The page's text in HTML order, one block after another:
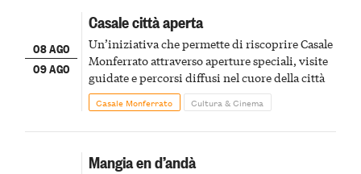
08 AGO
09 AGO
Casale città aperta
Un’iniziativa che permette di riscoprire Casale
Monferrato attraverso aperture speciali, visite
guidate e percorsi diffusi nel cuore della città
Casale Monferrato Cultura & Cinema
Mangia en d’andà